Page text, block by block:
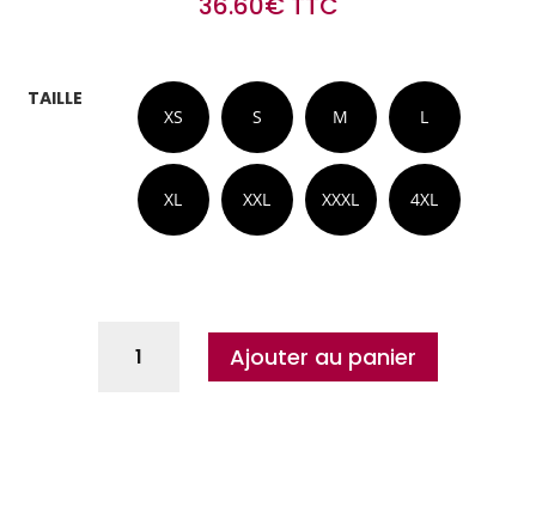
TAILLE
XS S M L
XL XXL XXXL 4XL
Ajouter au panier